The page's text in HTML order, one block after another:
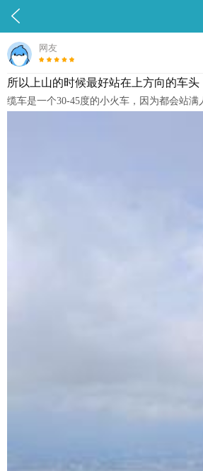

网友
所以上山的时候最好站在上方向的车
缆车是一个30-45度的小火车，因为都会站